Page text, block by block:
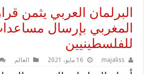
البرلمان العربي يثمن
المغربي بإرسال
للفلسطينيين
majaliss 16 مايو، 2021 العالم